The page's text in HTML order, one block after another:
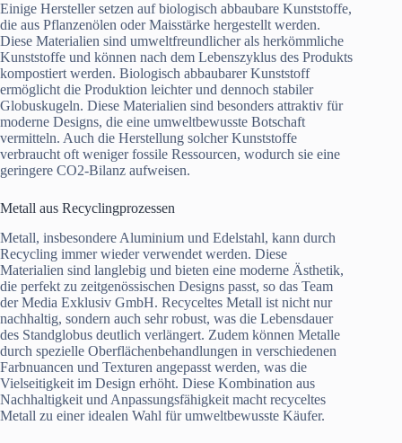
Einige Hersteller setzen auf biologisch abbaubare Kunststoffe,
die aus Pflanzenölen oder Maisstärke hergestellt werden.
Diese Materialien sind umweltfreundlicher als herkömmliche
Kunststoffe und können nach dem Lebenszyklus des Produkts
kompostiert werden. Biologisch abbaubarer Kunststoff
ermöglicht die Produktion leichter und dennoch stabiler
Globuskugeln. Diese Materialien sind besonders attraktiv für
moderne Designs, die eine umweltbewusste Botschaft
vermitteln. Auch die Herstellung solcher Kunststoffe
verbraucht oft weniger fossile Ressourcen, wodurch sie eine
geringere CO2-Bilanz aufweisen.
Metall aus Recyclingprozessen
Metall, insbesondere Aluminium und Edelstahl, kann durch
Recycling immer wieder verwendet werden. Diese
Materialien sind langlebig und bieten eine moderne Ästhetik,
die perfekt zu zeitgenössischen Designs passt, so das Team
der Media Exklusiv GmbH. Recyceltes Metall ist nicht nur
nachhaltig, sondern auch sehr robust, was die Lebensdauer
des Standglobus deutlich verlängert. Zudem können Metalle
durch spezielle Oberflächenbehandlungen in verschiedenen
Farbnuancen und Texturen angepasst werden, was die
Vielseitigkeit im Design erhöht. Diese Kombination aus
Nachhaltigkeit und Anpassungsfähigkeit macht recyceltes
Metall zu einer idealen Wahl für umweltbewusste Käufer.